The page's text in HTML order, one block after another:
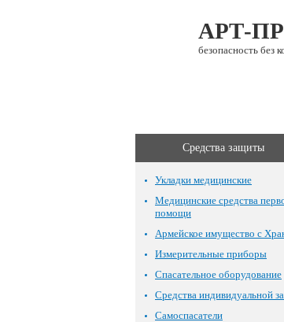
АРТ-
безопасность без
Средства защиты
Укладки медицинские
Медицинские средства
помощи
Армейское имущество с
Измерительные приборы
Спасательное оборудование
Средства индивидуальной
Самоспасатели